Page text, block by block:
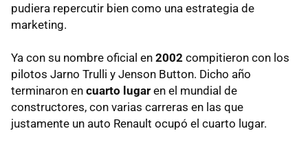
pudiera repercutir bien como una estrategia de
marketing.
Ya con su nombre oficial en 2002 compitieron con los
pilotos Jarno Trulli y Jenson Button. Dicho año
terminaron en cuarto lugar en el mundial de
constructores, con varias carreras en las que
justamente un auto Renault ocupó el cuarto lugar.